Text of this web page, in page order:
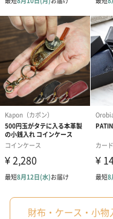
財布・ケース・小